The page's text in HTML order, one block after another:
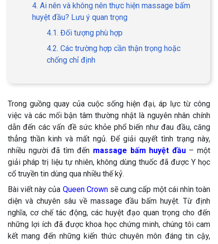
4. Ai nên và không nên thực hiện massage bấm
huyệt đầu? Lưu ý quan trọng
4.1. Đối tượng phù hợp
4.2. Các trường hợp cần thận trọng hoặc
chống chỉ định
Trong guồng quay của cuộc sống hiện đại, áp lực từ công
việc và các mối bận tâm thường nhật là nguyên nhân chính
dẫn đến các vấn đề sức khỏe phổ biến như đau đầu, căng
thẳng thần kinh và mất ngủ. Để giải quyết tình trạng này,
nhiều người đã tìm đến massage bấm huyệt đầu– một
giải pháp trị liệu tự nhiên, không dùng thuốc đã được Y học
cổ truyền tin dùng qua nhiều thế kỷ.
Bài viết này của Queen Crownsẽ cung cấp một cái nhìn toàn
diện và chuyên sâu về massage đầu bấm huyệt. Từ định
nghĩa, cơ chế tác động, các huyệt đạo quan trọng cho đến
những lợi ích đã được khoa học chứng minh, chúng tôi cam
kết mang đến những kiến thức chuyên môn đáng tin cậy,